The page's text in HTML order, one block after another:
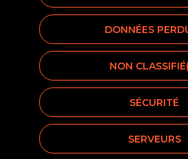
DONNÉES
NON
SÉCURITÉ
SERVEURS